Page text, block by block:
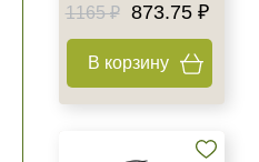
1165 ₽
873.75 ₽
В корзину